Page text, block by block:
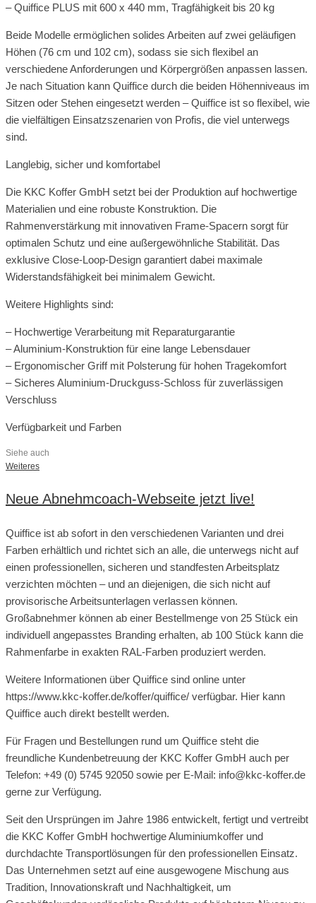
– Quiffice PLUS mit 600 x 440 mm, Tragfähigkeit bis 20 kg
Beide Modelle ermöglichen solides Arbeiten auf zwei geläufigen
Höhen (76 cm und 102 cm), sodass sie sich flexibel an
verschiedene Anforderungen und Körpergrößen anpassen lassen.
Je nach Situation kann Quiffice durch die beiden Höhenniveaus im
Sitzen oder Stehen eingesetzt werden – Quiffice ist so flexibel, wie
die vielfältigen Einsatzszenarien von Profis, die viel unterwegs
sind.
Langlebig, sicher und komfortabel
Die KKC Koffer GmbH setzt bei der Produktion auf hochwertige
Materialien und eine robuste Konstruktion. Die
Rahmenverstärkung mit innovativen Frame-Spacern sorgt für
optimalen Schutz und eine außergewöhnliche Stabilität. Das
exklusive Close-Loop-Design garantiert dabei maximale
Widerstandsfähigkeit bei minimalem Gewicht.
Weitere Highlights sind:
– Hochwertige Verarbeitung mit Reparaturgarantie
– Aluminium-Konstruktion für eine lange Lebensdauer
– Ergonomischer Griff mit Polsterung für hohen Tragekomfort
– Sicheres Aluminium-Druckguss-Schloss für zuverlässigen
Verschluss
Verfügbarkeit und Farben
Siehe auch
Weiteres
Neue Abnehmcoach-Webseite jetzt live!
Quiffice ist ab sofort in den verschiedenen Varianten und drei
Farben erhältlich und richtet sich an alle, die unterwegs nicht auf
einen professionellen, sicheren und standfesten Arbeitsplatz
verzichten möchten – und an diejenigen, die sich nicht auf
provisorische Arbeitsunterlagen verlassen können.
Großabnehmer können ab einer Bestellmenge von 25 Stück ein
individuell angepasstes Branding erhalten, ab 100 Stück kann die
Rahmenfarbe in exakten RAL-Farben produziert werden.
Weitere Informationen über Quiffice sind online unter
https://www.kkc-koffer.de/koffer/quiffice/ verfügbar. Hier kann
Quiffice auch direkt bestellt werden.
Für Fragen und Bestellungen rund um Quiffice steht die
freundliche Kundenbetreuung der KKC Koffer GmbH auch per
Telefon: +49 (0) 5745 92050 sowie per E-Mail: info@kkc-koffer.de
gerne zur Verfügung.
Seit den Ursprüngen im Jahre 1986 entwickelt, fertigt und vertreibt
die KKC Koffer GmbH hochwertige Aluminiumkoffer und
durchdachte Transportlösungen für den professionellen Einsatz.
Das Unternehmen setzt auf eine ausgewogene Mischung aus
Tradition, Innovationskraft und Nachhaltigkeit, um